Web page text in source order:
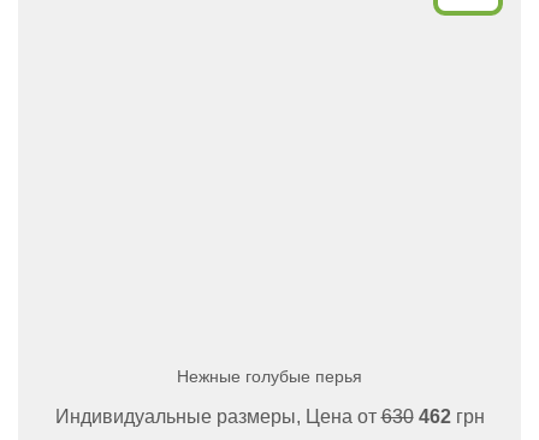
Нежные голубые перья
Индивидуальные размеры, Цена от630 462грн